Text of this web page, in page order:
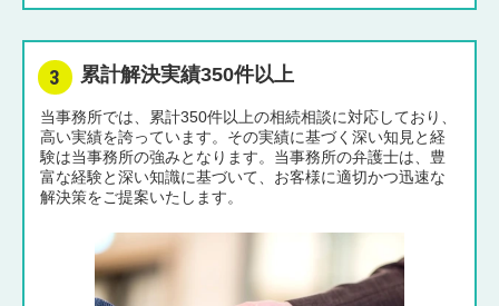
累計解決実績350件以上
当事務所では、累計350件以上の相続相談に対応しており、
高い実績を誇っています。その実績に基づく深い知見と経
験は当事務所の強みとなります。当事務所の弁護士は、豊
富な経験と深い知識に基づいて、お客様に適切かつ迅速な
解決策をご提案いたします。